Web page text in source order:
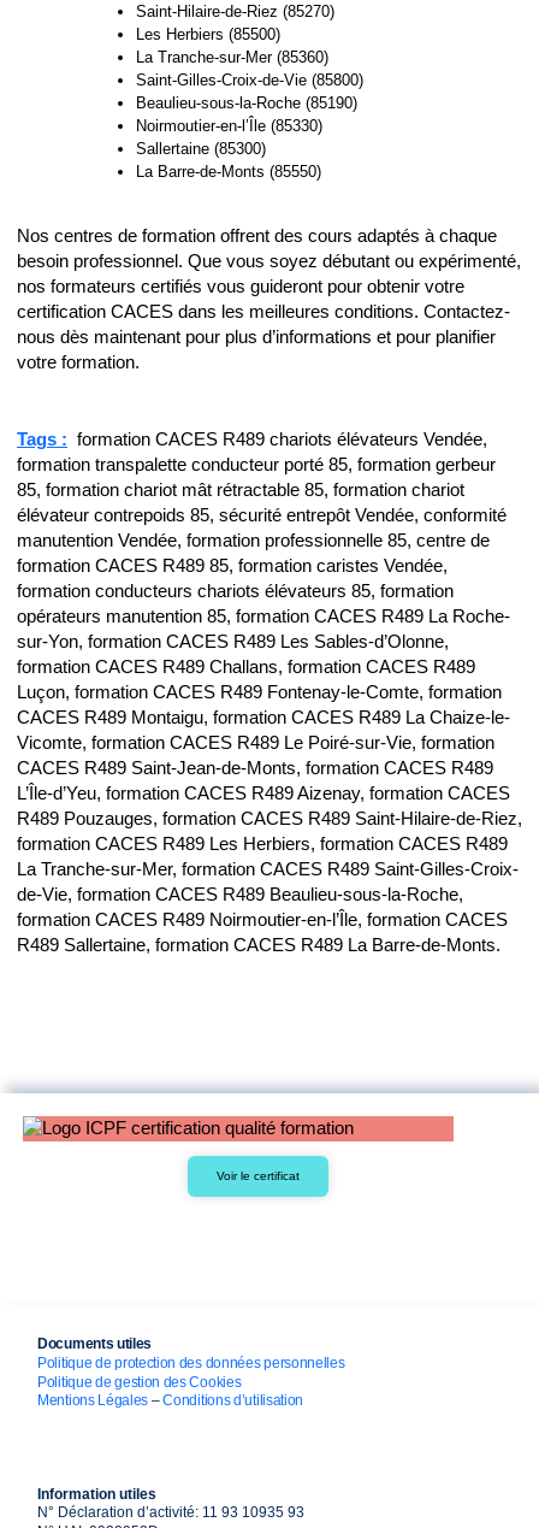
Saint-Hilaire-de-Riez (85270)
Les Herbiers (85500)
La Tranche-sur-Mer (85360)
Saint-Gilles-Croix-de-Vie (85800)
Beaulieu-sous-la-Roche (85190)
Noirmoutier-en-l’Île (85330)
Sallertaine (85300)
La Barre-de-Monts (85550)
Nos centres de formation offrent des cours adaptés à chaque
besoin professionnel. Que vous soyez débutant ou expérimenté,
nos formateurs certifiés vous guideront pour obtenir votre
certification CACES dans les meilleures conditions. Contactez-
nous dès maintenant pour plus d’informations et pour planifier
votre formation.
Tags : formation CACES R489 chariots élévateurs Vendée,
formation transpalette conducteur porté 85, formation gerbeur
85, formation chariot mât rétractable 85, formation chariot
élévateur contrepoids 85, sécurité entrepôt Vendée, conformité
manutention Vendée, formation professionnelle 85, centre de
formation CACES R489 85, formation caristes Vendée,
formation conducteurs chariots élévateurs 85, formation
opérateurs manutention 85, formation CACES R489 La Roche-
sur-Yon, formation CACES R489 Les Sables-d’Olonne,
formation CACES R489 Challans, formation CACES R489
Luçon, formation CACES R489 Fontenay-le-Comte, formation
CACES R489 Montaigu, formation CACES R489 La Chaize-le-
Vicomte, formation CACES R489 Le Poiré-sur-Vie, formation
CACES R489 Saint-Jean-de-Monts, formation CACES R489
L’Île-d’Yeu, formation CACES R489 Aizenay, formation CACES
R489 Pouzauges, formation CACES R489 Saint-Hilaire-de-Riez,
formation CACES R489 Les Herbiers, formation CACES R489
La Tranche-sur-Mer, formation CACES R489 Saint-Gilles-Croix-
de-Vie, formation CACES R489 Beaulieu-sous-la-Roche,
formation CACES R489 Noirmoutier-en-l’Île, formation CACES
R489 Sallertaine, formation CACES R489 La Barre-de-Monts.
Voir le certificat
Documents utiles
Politique de protection des données personnelles
Politique de gestion des Cookies
Mentions Légales –Conditions d’utilisation
Information utiles
N° Déclaration d’activité: 11 93 10935 93